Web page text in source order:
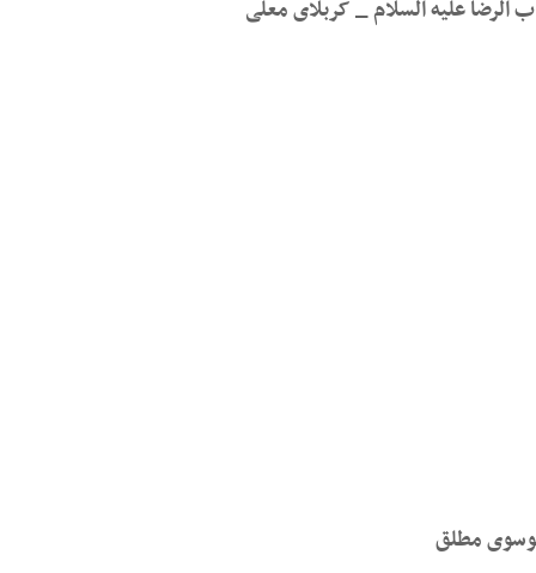
علیه السلام _ کربلای معلی
موسوی مطلق